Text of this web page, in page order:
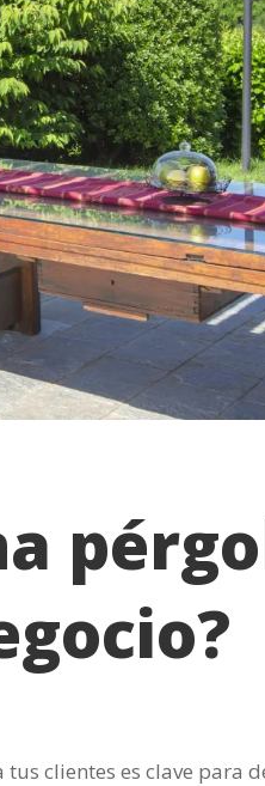
clientes es clave para